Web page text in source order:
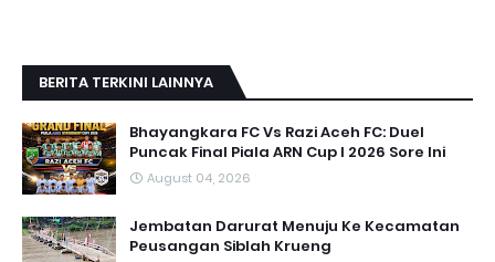
BERITA TERKINI LAINNYA
Bhayangkara FC Vs Razi Aceh FC: Duel
Puncak Final Piala ARN Cup I 2026 Sore Ini
August 04, 2026
Jembatan Darurat Menuju Ke Kecamatan
Peusangan Siblah Krueng